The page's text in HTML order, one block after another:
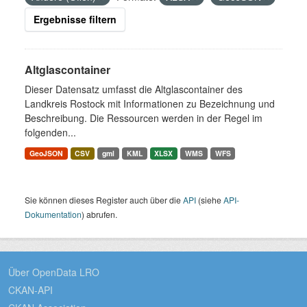
Ergebnisse filtern
Altglascontainer
Dieser Datensatz umfasst die Altglascontainer des
Landkreis Rostock mit Informationen zu Bezeichnung und
Beschreibung. Die Ressourcen werden in der Regel im
folgenden...
GeoJSON CSV gml KML XLSX WMS WFS
Sie können dieses Register auch über dieAPI (sieheAPI-
Dokumentation) abrufen.
Über OpenData LRO
CKAN-API